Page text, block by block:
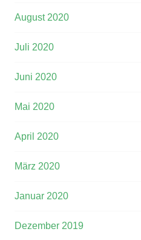
August 2020
Juli 2020
Juni 2020
Mai 2020
April 2020
März 2020
Januar 2020
Dezember 2019